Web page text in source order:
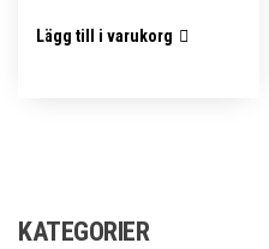
Lägg till i varukorg
KATEGORIER